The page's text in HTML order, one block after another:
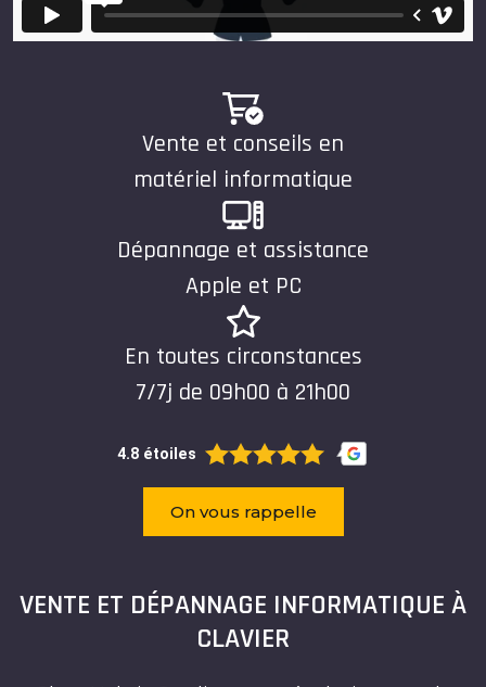
Vente et conseils en
matériel informatique
Dépannage et assistance
Apple et PC
En toutes circonstances
7/7j de 09h00 à 21h00
4.8 étoiles
On vous rappelle
VENTE ET DÉPANNAGE INFORMATIQUE À
CLAVIER